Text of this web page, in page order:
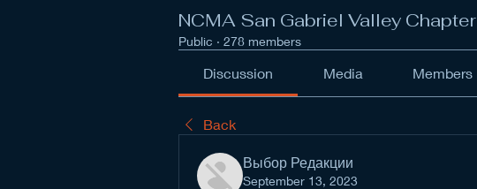
NCMA San Gabriel Valley Chapter
Public · 278 members
Discussion Media Members
Back
Выбор Редакции
September 13, 2023